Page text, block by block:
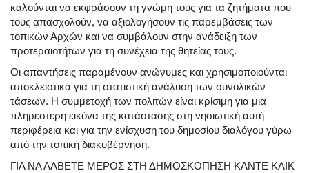
καλούνται να εκφράσουν τη γνώμη τους για τα ζητήματα που
τους απασχολούν, να αξιολογήσουν τις παρεμβάσεις των
τοπικών Αρχών και να συμβάλουν στην ανάδειξη των
προτεραιοτήτων για τη συνέχεια της θητείας τους.
Οι απαντήσεις παραμένουν ανώνυμες και χρησιμοποιούνται
αποκλειστικά για τη στατιστική ανάλυση των συνολικών
τάσεων. Η συμμετοχή των πολιτών είναι κρίσιμη για μια
πληρέστερη εικόνα της κατάστασης στη νησιωτική αυτή
περιφέρεια και για την ενίσχυση του δημοσίου διαλόγου γύρω
από την τοπική διακυβέρνηση.
ΓΙΑ ΝΑ ΛΑΒΕΤΕ ΜΕΡΟΣ ΣΤΗ ΔΗΜΟΣΚΟΠΗΣΗ ΚΑΝΤΕ ΚΛΙΚ